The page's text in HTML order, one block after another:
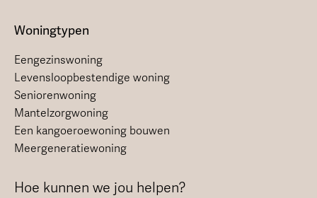
Woningtypen
Eengezinswoning
Levensloopbestendige woning
Seniorenwoning
Mantelzorgwoning
Een kangoeroewoning bouwen
Meergeneratiewoning
Hoe kunnen we jou helpen?